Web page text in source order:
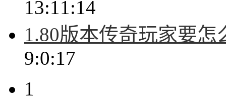
13:11:14
1.80版本传奇玩家要
9:0:17
1